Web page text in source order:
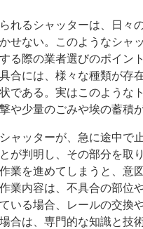
れるシャッターは、日々
せない。
このようなシャ
る際の業者選びのポイン
合には、様々な種類が存
である。実はこのような
や少量のごみや埃の蓄積
ャッターが、急に途中で
が判明し、その部分を取
業を進めてしまうと、意
業内容は、不具合の部位
いる場合、レールの交換
合は、専門的な知識と技